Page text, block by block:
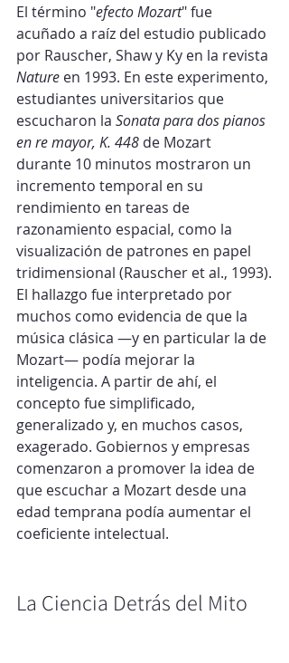
El término "efecto Mozart" fue
acuñado a raíz del estudio publicado
por Rauscher, Shaw y Ky en la revista
Nature en 1993. En este experimento,
estudiantes universitarios que
escucharon la Sonata para dos pianos
en re mayor, K. 448 de Mozart
durante 10 minutos mostraron un
incremento temporal en su
rendimiento en tareas de
razonamiento espacial, como la
visualización de patrones en papel
tridimensional (Rauscher et al., 1993).
El hallazgo fue interpretado por
muchos como evidencia de que la
música clásica —y en particular la de
Mozart— podía mejorar la
inteligencia. A partir de ahí, el
concepto fue simplificado,
generalizado y, en muchos casos,
exagerado. Gobiernos y empresas
comenzaron a promover la idea de
que escuchar a Mozart desde una
edad temprana podía aumentar el
coeficiente intelectual.
La Ciencia Detrás del Mito